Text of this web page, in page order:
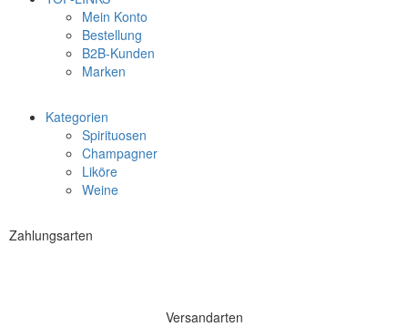
Mein Konto
Bestellung
B2B-Kunden
Marken
Kategorien
Spirituosen
Champagner
Liköre
Weine
Zahlungsarten
Versandarten